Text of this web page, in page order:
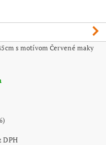
s motívom Červené maky
DPH